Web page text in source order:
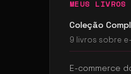
MEUS LIVROS
Coleção
9 livros sobre
E-commerce